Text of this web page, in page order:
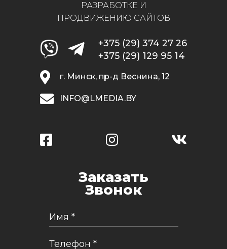
РАЗРАБОТКЕ И
ПРОДВИЖЕНИЮ САЙТОВ
+375 (29) 374 27 26
+375 (29) 129 95 14
г. Минск, пр-д Веснина, 12
INFO@LMEDIA.BY
Заказать
Звонок